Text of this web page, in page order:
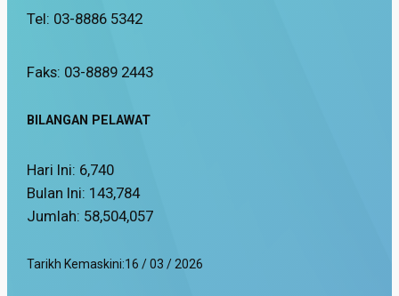
Tel: 03-8886 5342
Faks: 03-8889 2443
BILANGAN PELAWAT
Hari Ini: 6,740
Bulan Ini: 143,784
Jumlah: 58,504,057
Tarikh Kemaskini:16 / 03 / 2026